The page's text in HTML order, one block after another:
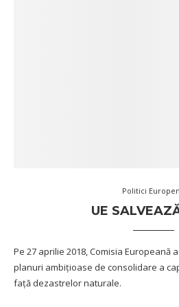
Politici
UE
Pe 27 aprilie 2018, Comisia Europeană
planuri ambițioase de consolidare a
față dezastrelor naturale.